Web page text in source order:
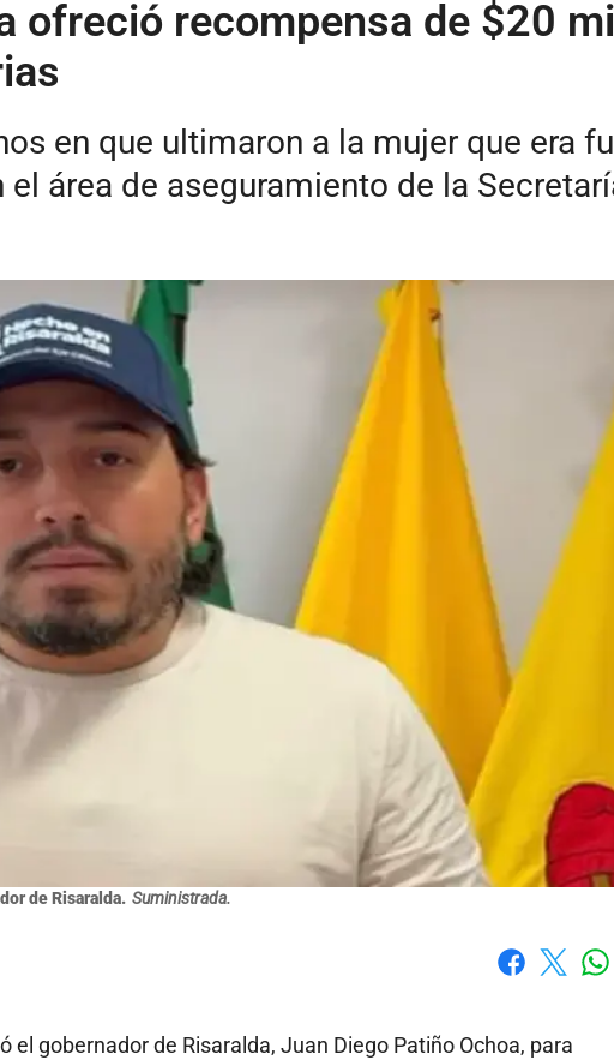
ofreció recompensa de $20
en que ultimaron a la mujer que era
el área de aseguramiento de la
de Risaralda. Suministrada.
el gobernador de Risaralda, Juan Diego Patiño Ochoa, para